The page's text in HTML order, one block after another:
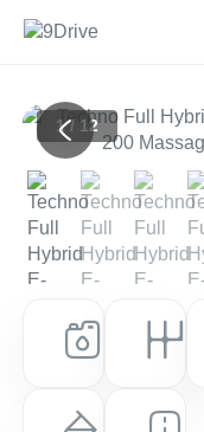
Previous
1 / 12
Kraftstoff
Hybrid Automatik
Farbe Laufleistung